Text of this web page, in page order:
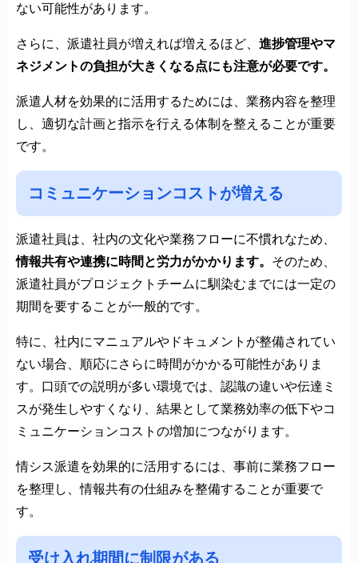
ない可能性があります。
さらに、派遣社員が増えれば増えるほど、 進捗管理やマ
ネジメントの負担が大きくなる点にも注意が必要です。
派遣人材を効果的に活用するためには、業務内容を整理
し、適切な計画と指示を行える体制を整えることが重要
です。
コミュニケーションコストが増える
派遣社員は、社内の文化や業務フローに不慣れなため、
情報共有や連携に時間と労力がかかります。 そのため、
派遣社員がプロジェクトチームに馴染むまでには一定の
期間を要することが一般的です。
特に、社内にマニュアルやドキュメントが整備されてい
ない場合、順応にさらに時間がかかる可能性がありま
す。口頭での説明が多い環境では、認識の違いや伝達ミ
スが発生しやすくなり、結果として業務効率の低下やコ
ミュニケーションコストの増加につながります。
情シス派遣を効果的に活用するには、事前に業務フロー
を整理し、情報共有の仕組みを整備することが重要で
す。
受け入れ期間に制限がある